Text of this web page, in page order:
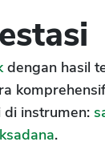
dengan hasil
di instrumen:
.